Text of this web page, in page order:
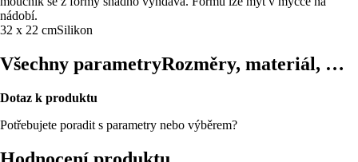
nádobí.
32 x 22 cmSilikon
Všechny parametryRozměry, materiál, …
Dotaz k produktu
Potřebujete poradit s parametry nebo výběrem?